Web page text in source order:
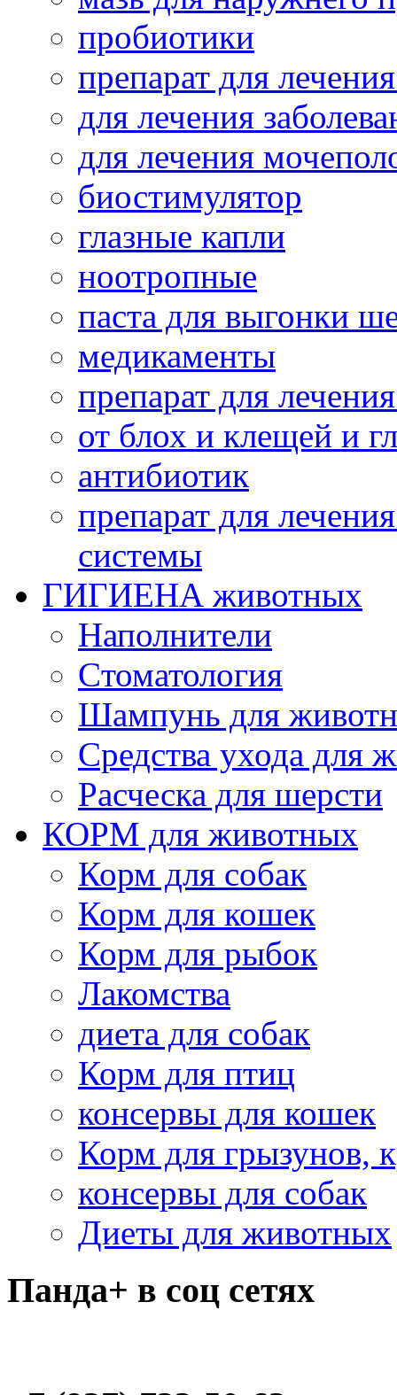
пробиотики
препарат для лечения
для лечения
для лечения
биостимулятор
глазные капли
ноотропные
паста для выгонки
медикаменты
препарат для
от блох и клещей и
антибиотик
препарат для
системы
ГИГИЕНА животных
Наполнители
Cтоматология
Шампунь для
Cредства ухода для
Расческа для шерсти
КОРМ для животных
Корм для собак
Корм для кошек
Корм для рыбок
Лакомства
диета для собак
Корм для птиц
консервы для кошек
Корм для грызунов,
консервы для собак
Диеты для животных
Панда+ в соц сетях